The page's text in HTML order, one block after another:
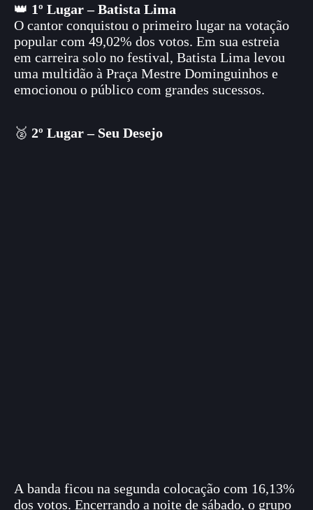
👑 1º Lugar – Batista Lima
O cantor conquistou o primeiro lugar na votação
popular com 49,02% dos votos. Em sua estreia
em carreira solo no festival, Batista Lima levou
uma multidão à Praça Mestre Dominguinhos e
emocionou o público com grandes sucessos.
🥈 2º Lugar – Seu Desejo
A banda ficou na segunda colocação com 16,13%
dos votos. Encerrando a noite de sábado, o grupo